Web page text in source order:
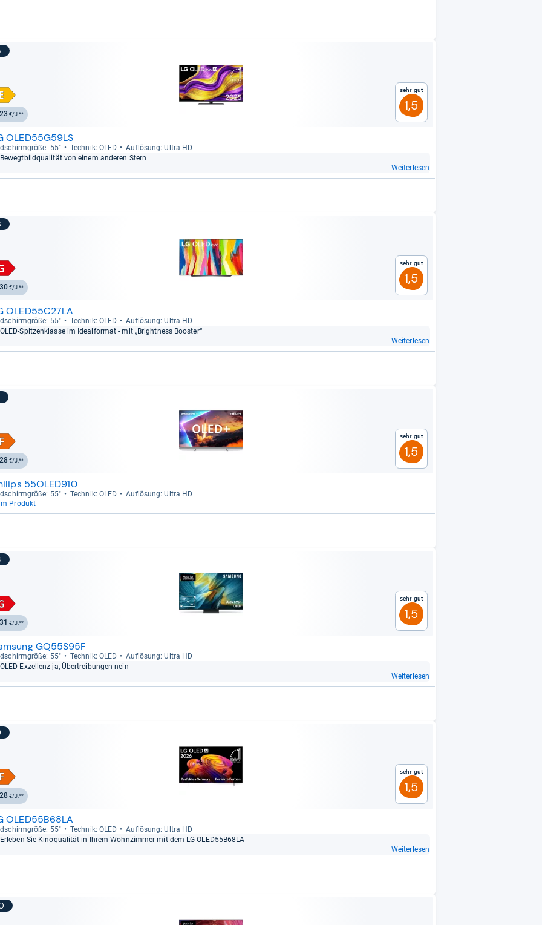
23 €/J.**
Sehr gut
1,5
OLED55G59LS
55" Tech­nik: OLED
Auf­lö­sung: Ultra HD
Bewegt­bild­qua­li­tät von einem ande­ren Stern
Weiterlesen
30€/J.**
Sehr gut
1,5
OLED55C27LA
55" Tech­nik: OLED
Auf­lö­sung: Ultra HD
OLED-​Spit­zen­klasse im Ide­al­for­mat -​ mit „Bright­ness Boos­ter“
Weiterlesen
28€/J.**
Sehr gut
1,5
55OLED910
55" Tech­nik: OLED
Auf­lö­sung: Ultra HD
Produkt
31 €/J.**
Sehr gut
1,5
GQ55S95F
55" Tech­nik: OLED
Auf­lö­sung: Ultra HD
OLED-​Exzel­lenz ja, Über­trei­bun­gen nein
Weiterlesen
28€/J.**
Sehr gut
1,5
OLED55B68LA
55" Tech­nik: OLED
Auf­lö­sung: Ultra HD
Erle­ben Sie Kino­qua­li­tät in Ihrem Wohn­zim­mer mit dem LG OLED55B68LA
Weiterlesen